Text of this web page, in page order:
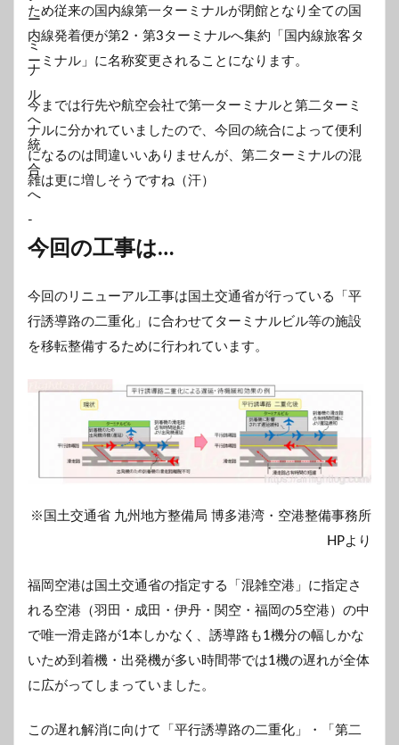
ため従来の国内線第一ターミナルが閉館となり全ての国
内線発着便が第2・第3ターミナルへ集約「国内線旅客タ
ーミナル」に名称変更されることになります。
今までは行先や航空会社で第一ターミナルと第二ターミ
ナルに分かれていましたので、今回の統合によって便利
になるのは間違いいありませんが、第二ターミナルの混
雑は更に増しそうですね（汗）
今回の工事は…
今回のリニューアル工事は国土交通省が行っている「平
行誘導路の二重化」に合わせてターミナルビル等の施設
を移転整備するために行われています。
※国土交通省 九州地方整備局 博多港湾・空港整備事務所
HPより
福岡空港は国土交通省の指定する「混雑空港」に指定さ
れる空港（羽田・成田・伊丹・関空・福岡の5空港）の中
で唯一滑走路が1本しかなく、誘導路も1機分の幅しかな
いため到着機・出発機が多い時間帯では1機の遅れが全体
に広がってしまっていました。
この遅れ解消に向けて「平行誘導路の二重化」・「第二